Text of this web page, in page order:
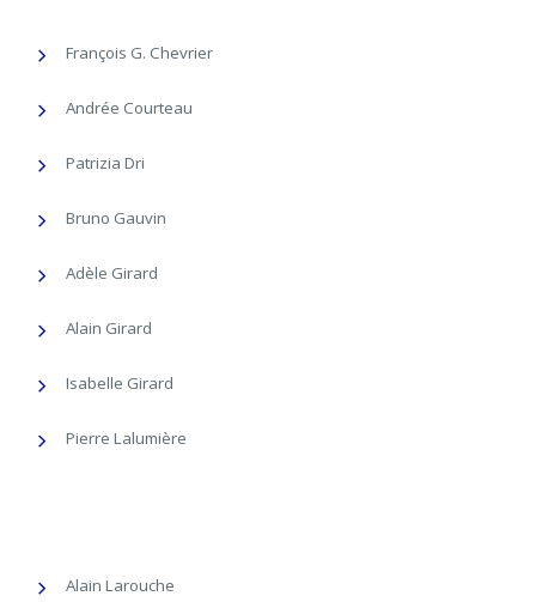
François G. Chevrier
Andrée Courteau
Patrizia Dri
Bruno Gauvin
Adèle Girard
Alain Girard
Isabelle Girard
Pierre Lalumière
Alain Larouche